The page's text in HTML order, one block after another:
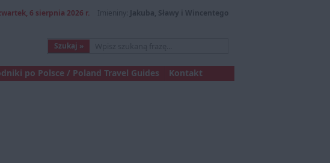
6 sierpnia 2026 r. Imieniny: Jakuba, Sławy i Wincentego
po Polsce / Poland Travel Guides Kontakt